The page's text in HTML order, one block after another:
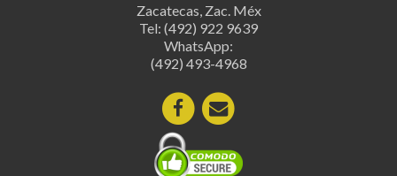
Zacatecas, Zac. Méx
Tel: (492) 922 9639
WhatsApp:
(492) 493-4968